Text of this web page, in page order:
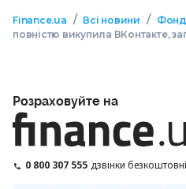
Finance.ua / Всі новини /
повністю викупила ВКонтакте,
Розраховуйте на
0 800 307 555 дзвінки безкоштовні